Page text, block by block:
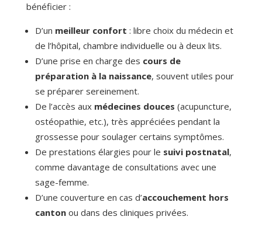
bénéficier :
D’un meilleur confort : libre choix du médecin et
de l’hôpital, chambre individuelle ou à deux lits.
D’une prise en charge des cours de
préparation à la naissance, souvent utiles pour
se préparer sereinement.
De l’accès aux médecines douces (acupuncture,
ostéopathie, etc.), très appréciées pendant la
grossesse pour soulager certains symptômes.
De prestations élargies pour le suivi postnatal,
comme davantage de consultations avec une
sage-femme.
D’une couverture en cas d’accouchement hors
canton ou dans des cliniques privées.